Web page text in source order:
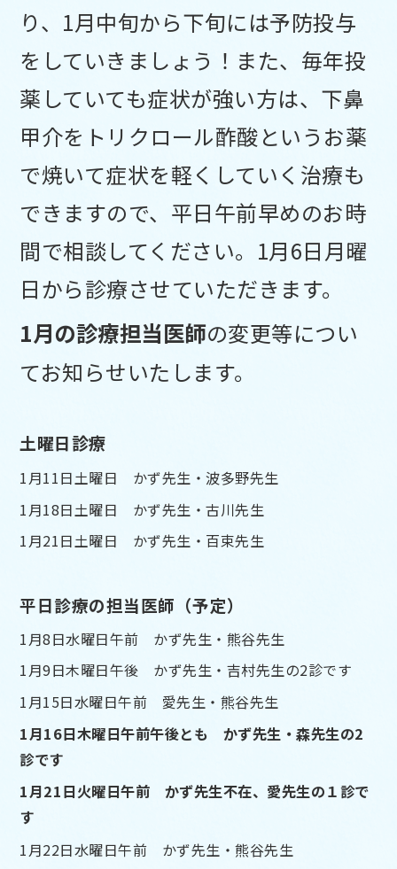
り、1月中旬から下旬には予防投与
をしていきましょう！また、毎年投
薬していても症状が強い方は、下鼻
甲介をトリクロール酢酸というお薬
で焼いて症状を軽くしていく治療も
できますので、平日午前早めのお時
間で相談してください。1月6日月曜
日から診療させていただきます。
1月の診療担当医師の変更等につい
てお知らせいたします。
土曜日診療
1月11日土曜日 かず先生・波多野先生
1月18日土曜日 かず先生・古川先生
1月21日土曜日 かず先生・百束先生
平日診療の担当医師（予定）
1月8日水曜日午前 かず先生・熊谷先生
1月9日木曜日午後 かず先生・吉村先生の2診です
1月15日水曜日午前 愛先生・熊谷先生
1月16日木曜日午前午後とも かず先生・森先生の2
診です
1月21日火曜日午前 かず先生不在、愛先生の１診で
す
1月22日水曜日午前 かず先生・熊谷先生